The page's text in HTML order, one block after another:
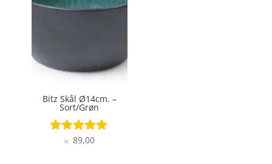
Bitz Skål Ø14cm. –
Sort/Grøn
Vurderet
kr.89,00